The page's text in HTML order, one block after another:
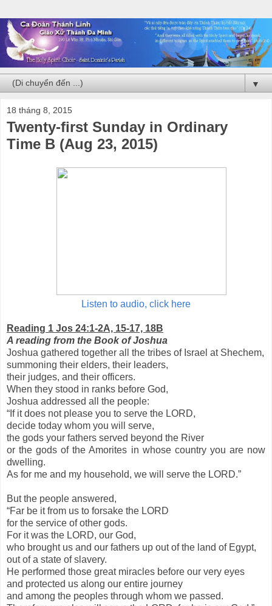
▼
18 tháng 8, 2015
Twenty-first Sunday in Ordinary
Time B (Aug 23, 2015)
Listen to audio, click here
Reading 1 Jos 24:1-2A, 15-17, 18B
A reading from the Book of Joshua
Joshua gathered together all the tribes of Israel at Shechem,
summoning their elders, their leaders,
their judges, and their officers.
When they stood in ranks before God,
Joshua addressed all the people:
“If it does not please you to serve the LORD,
decide today whom you will serve,
the gods your fathers served beyond the River
or the gods of the Amorites in whose country you are now
dwelling.
As for me and my household, we will serve the LORD.”
But the people answered,
“Far be it from us to forsake the LORD
for the service of other gods.
For it was the LORD, our God,
who brought us and our fathers up out of the land of Egypt,
out of a state of slavery.
He performed those great miracles before our very eyes
and protected us along our entire journey
and among the peoples through whom we passed.